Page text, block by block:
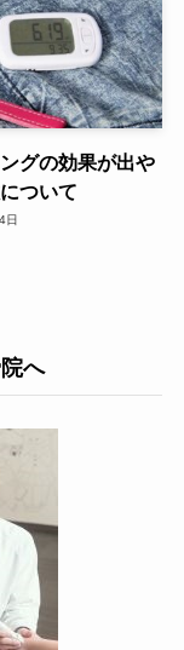
グの効果が出や
ついて
日
へ